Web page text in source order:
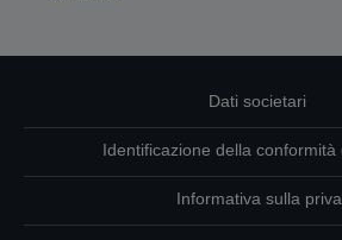
Dati societari
Identificazione della conformità
Informativa sulla